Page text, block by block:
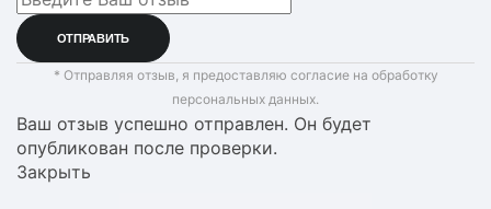
* Отправляя отзыв, я предоставляю согласие на обработку
персональных данных.
Ваш отзыв успешно отправлен. Он будет
опубликован после проверки.
Закрыть